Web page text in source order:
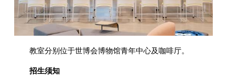
教室分别位于世博会博物馆青年中心及咖啡厅。
招生须知